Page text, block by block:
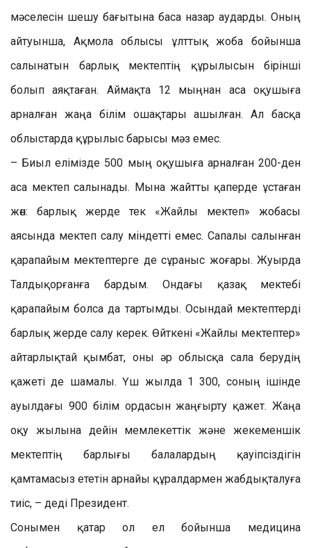
мәселесін шешу бағытына баса назар аударды. Оның
айтуынша, Ақмола облысы ұлттық жоба бойынша
салынатын барлық мектептің құрылысын бірінші
болып аяқтаған. Аймақта 12 мыңнан аса оқушыға
арналған жаңа білім ошақтары ашылған. Ал басқа
облыстарда құрылыс барысы мәз емес.
– Биыл елімізде 500 мың оқушыға арналған 200-ден
аса мектеп салынады. Мына жайтты қаперде ұстаған
жөн: барлық жерде тек «Жайлы мектеп» жобасы
аясында мектеп салу міндетті емес. Сапалы салынған
қарапайым мектептерге де сұраныс жоғары. Жуырда
Талдықорғанға бардым. Ондағы қазақ мектебі
қарапайым болса да тартымды. Осындай мектептерді
барлық жерде салу керек. Өйткені «Жайлы мектептер»
айтарлықтай қымбат, оны әр облысқа сала берудің
қажеті де шамалы. Үш жылда 1 300, соның ішінде
ауылдағы 900 білім ордасын жаңғырту қажет. Жаңа
оқу жылына дейін мемлекеттік және жекеменшік
мектептің барлығы балалардың қауіпсіздігін
қамтамасыз ететін арнайы құралдармен жабдықталуға
тиіс, – деді Президент.
Сонымен қатар ол ел бойынша медицина